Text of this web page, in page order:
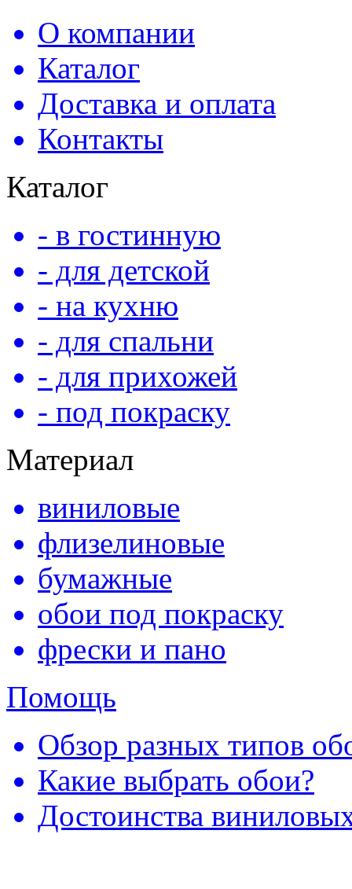
О компании
Каталог
Доставка и оплата
Контакты
Каталог
- в гостинную
- для детской
- на кухню
- для спальни
- для прихожей
- под покраску
Материал
виниловые
флизелиновые
бумажные
обои под покраску
фрески и пано
Помощь
Обзор разных типов
Какие выбрать обои?
Достоинства